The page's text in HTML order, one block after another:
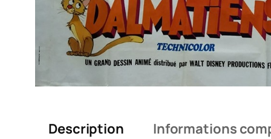
Description Informations